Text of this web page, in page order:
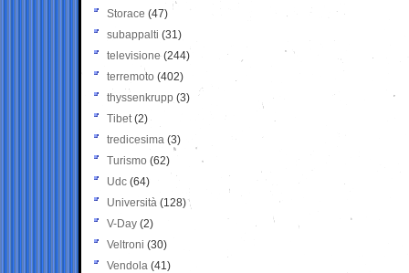
Storace (47)
subappalti (31)
televisione(244)
terremoto (402)
thyssenkrupp (3)
Tibet(2)
tredicesima (3)
Turismo (62)
Udc (64)
Università (128)
V-Day (2)
Veltroni (30)
Vendola (41)